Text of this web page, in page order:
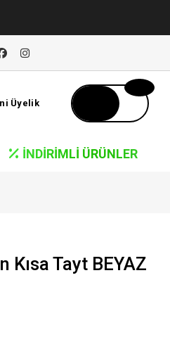
Üyelik
İNDIRIMLI ÜRÜNLER
Tayt BEYAZ